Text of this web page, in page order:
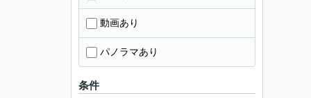
動画あり
パノラマあり
条件